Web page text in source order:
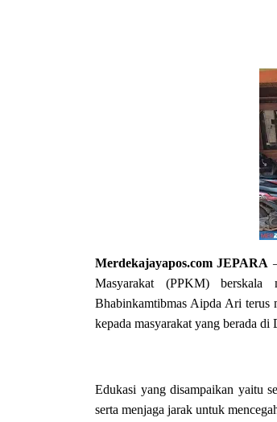
Merdekajayapos.com JEPARA
Masyarakat (PPKM) berskala
Bhabinkamtibmas Aipda Ari terus
kepada masyarakat yang berada
Edukasi yang disampaikan yaitu
serta menjaga jarak untuk